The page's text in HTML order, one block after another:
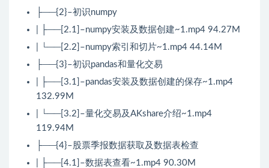
├──{2}–初识numpy
| ├──[2.1]–numpy安装及数据创建~1.mp4 94.27M
| └──[2.2]–numpy索引和切片~1.mp4 44.14M
├──{3}–初识pandas和量化交易
| ├──[3.1]–pandas安装及数据创建的保存~1.mp4
132.99M
| └──[3.2]–量化交易及AKshare介绍~1.mp4
119.94M
├──{4}–股票季报数据获取及数据表检查
| ├──[4.1]–数据表查看~1.mp4 90.30M